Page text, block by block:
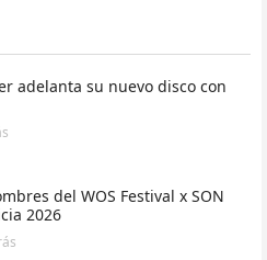
adelanta su nuevo disco con
del WOS Festival x SON
2026